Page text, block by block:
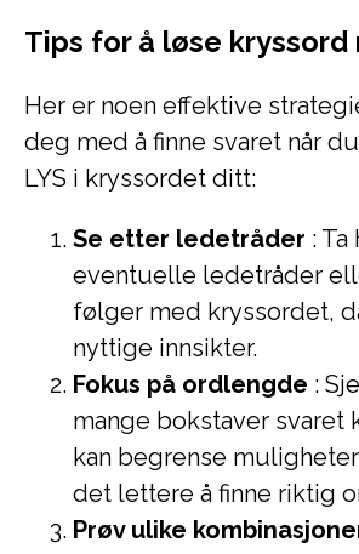
Tips for å løse kryssord
Her er noen effektive
deg med å finne svaret når
LYS i kryssordet ditt:
Se etter ledetråder :
eventuelle ledetråder
følger med kryssordet,
nyttige innsikter.
Fokus på ordlengde :
mange bokstaver svaret
kan begrense
det lettere å finne riktig
Prøv ulike